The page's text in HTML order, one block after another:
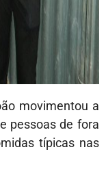
movimentou a
pessoas de fora
típicas nas